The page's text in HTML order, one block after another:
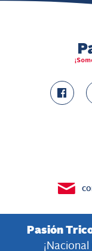
Pasión